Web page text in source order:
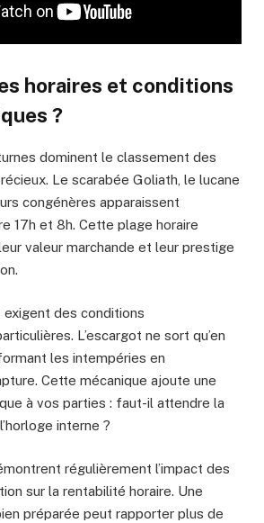
horaires et conditions
?
dominent le classement des
Le scarabée Goliath, le lucane
congénères apparaissent
17h et 8h. Cette plage horaire
valeur marchande et leur prestige
des conditions
L’escargot ne sort qu’en
les intempéries en
Cette mécanique ajoute une
à vos parties : faut-il attendre la
interne ?
régulièrement l’impact des
sur la rentabilité horaire. Une
préparée peut rapporter plus de